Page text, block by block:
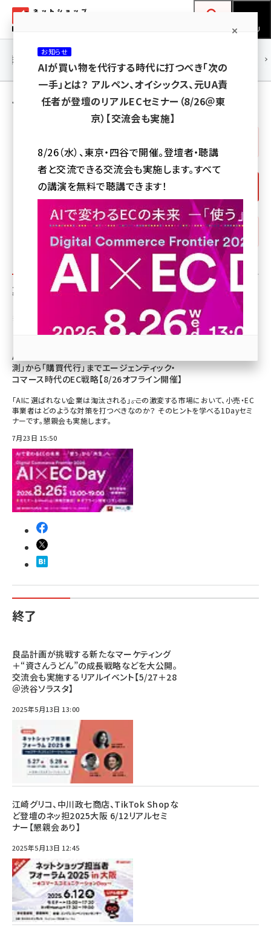
ン
ネットショップ担当者フォーラム
MENU
yahoo (1901)
楽天 (1871)
アスクル (1119)
base (1077)
ビィ・フォアード (773)
revico (740)
連載・特集 |
セミナー［4ページ目］
ブ
無料セミナー
レポート
募集中
※予告のみの場合や、すでに申し込み受け付けを締め切っている場合もあります。
AIに選ばれないECは淘汰される。「AI需要予
測」から「購買代行」までエージェンティック・
コマース時代のEC戦略【8/26オフライン開催】
「AIに選ばれない企業は淘汰される」――。この激変する市場において、小売・EC
事業者はどのような対策を打つべきなのか？ そのヒントを学べる1Dayセミ
ナーです。懇親会も実施します。
7月23日 15:50
終了
良品計画が挑戦する新たなマーケティング
＋“資さんうどん”の成長戦略などを大公開。
交流会も実施するリアルイベント【5/27＋28
＠渋谷ソラスタ】
2025年5月13日 13:00
江崎グリコ、中川政七商店、TikTok Shopな
ど登壇のネッ担2025大阪 6/12リアルセミ
ナー【懇親会あり】
2025年5月13日 12:45
お知らせ
AIが買い物を代行する時代に打つべき「次の
一手」とは？ アルペン、オイシックス、元UA責
任者が登壇のリアルECセミナー（8/26＠東
京）【交流会も実施】
8/26（水）、東京・四谷で開催。登壇者・聴講
者と交流できる交流会も実施します。すべて
の講演を無料で聴講できます！
参加登録はこちら↑